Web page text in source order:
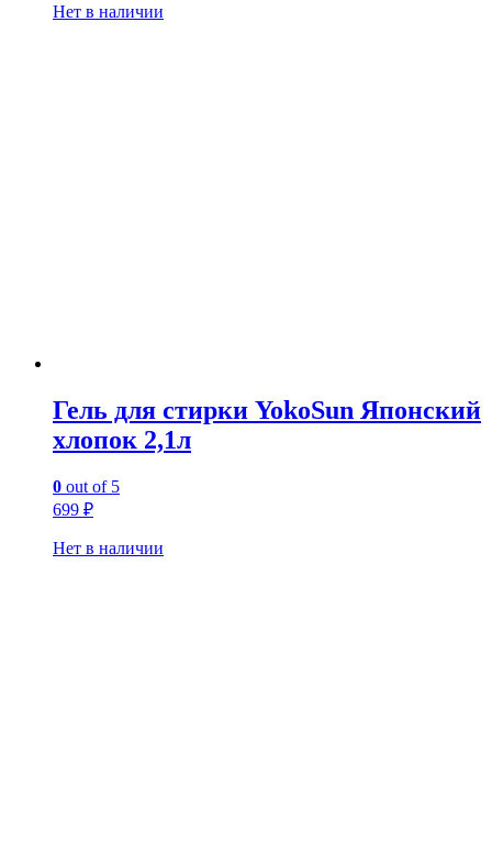
Нет в наличии
Гель для стирки YokoSun Японский
хлопок 2,1л
0 out of 5
699 ₽
Нет в наличии